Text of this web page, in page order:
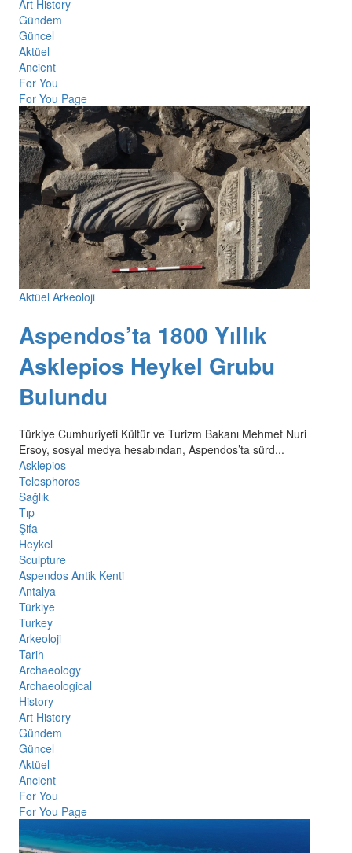
Art History
Gündem
Güncel
Aktüel
Ancient
For You
For You Page
Aktüel Arkeoloji
Aspendos’ta 1800 Yıllık
Asklepios Heykel Grubu
Bulundu
Türkiye Cumhuriyeti Kültür ve Turizm Bakanı Mehmet Nuri
Ersoy, sosyal medya hesabından, Aspendos’ta sürd...
Asklepios
Telesphoros
Sağlık
Tıp
Şifa
Heykel
Sculpture
Aspendos Antik Kenti
Antalya
Türkiye
Turkey
Arkeoloji
Tarih
Archaeology
Archaeological
History
Art History
Gündem
Güncel
Aktüel
Ancient
For You
For You Page